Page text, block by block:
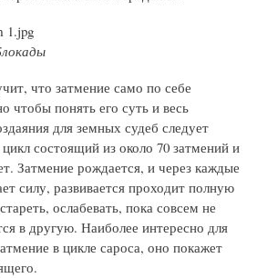
что затмение само по себе
чтобы понять его суть и весь
для земных судеб следует
состоящий из около 70 затмений и
Затмение рождается, и через каждые
силу, развивается проходит полную
ослабевать, пока совсем не
в другую. Наиболее интересно для
в цикле сароса, оно покажет